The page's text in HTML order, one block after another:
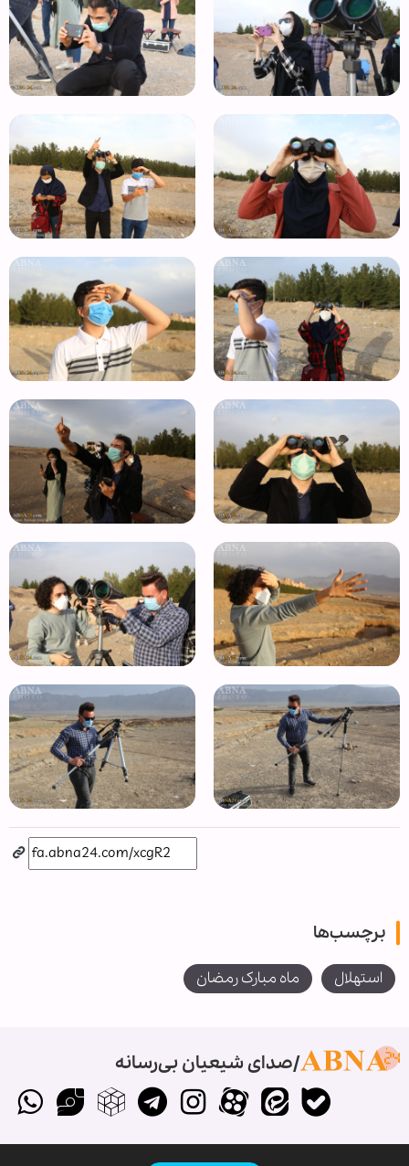
برچسب‌ها
استهلال ماه مبارک رمضان
صدای شیعیان بی‌رسانه